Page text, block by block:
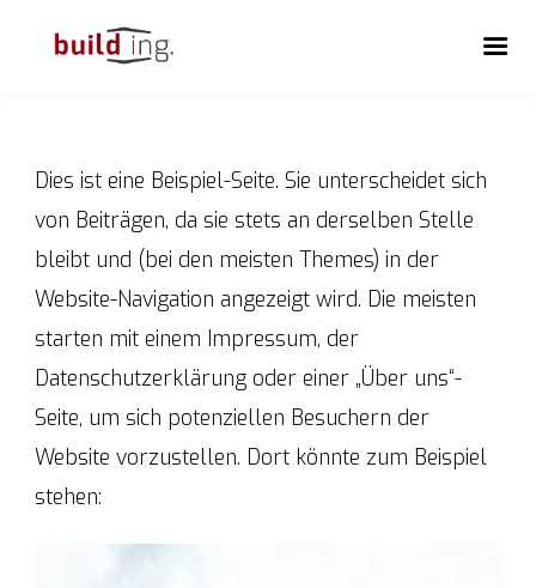
Dies ist eine Beispiel-Seite. Sie unterscheidet sich
von Beiträgen, da sie stets an derselben Stelle
bleibt und (bei den meisten Themes) in der
Website-Navigation angezeigt wird. Die meisten
starten mit einem Impressum, der
Datenschutzerklärung oder einer „Über uns“-
Seite, um sich potenziellen Besuchern der
Website vorzustellen. Dort könnte zum Beispiel
stehen: